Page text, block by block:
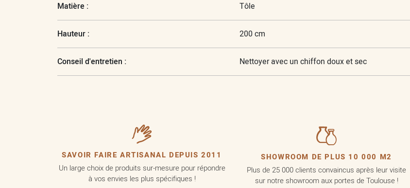
Matière : Tôle
Hauteur : 200 cm
Conseil d'entretien : Nettoyer avec un chiffon doux et sec
SAVOIR FAIRE ARTISANAL DEPUIS 2011
Un large choix de produits sur-mesure pour répondre
à vos envies les plus spécifiques !
SHOWROOM DE PLUS 10 000 M2
Plus de 25 000 clients convaincus après leur visite
sur notre showroom aux portes de Toulouse !